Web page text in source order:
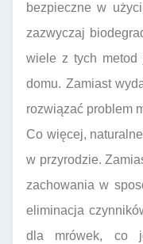
bezpieczne w
zazwyczaj
wiele z tych metod
domu. Zamiast
rozwiązać problem
Co więcej,
w przyrodzie.
zachowania w
eliminacja
dla mrówek, co